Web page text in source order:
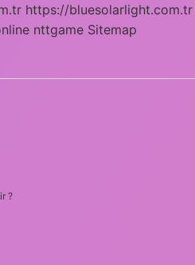
https://bluesolarlight.com.tr
nttgame Sitemap
?